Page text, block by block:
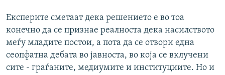
Експерите сметаат дека решението е во тоа
конечно да се признае реалноста дека насилството
меѓу младите постои, а пота да се отвори една
сеопфатна дебата во јавноста, во која се вклучени
сите - граѓаните, медиумите и институциите. Но и